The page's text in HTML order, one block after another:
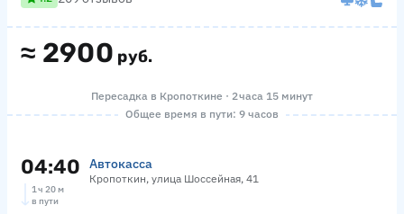
≈ 2900 руб.
Пересадка в Кропоткине · 2 часа 15 минут
Общее время в пути: 9 часов
04:40 Автокасса
Кропоткин, улица Шоссейная, 41
1 ч 20 м
в пути